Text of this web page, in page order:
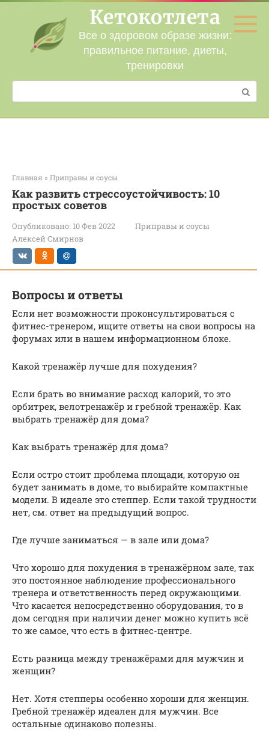
Перейти
контенту
Кетокотлета
Все о здоровом образе жизни:
правильное питание, диеты,
тренировки
Поиск:
Главная » Приправы и соусы
Как развить стрессоустойчивость: 10
простых советов
Опубликовано: 10 Фев 2022
Приправы и соусы
Алексей Смирнов
Вопросы и ответы
Если нет возможности проконсультироваться с
фитнес-тренером, ищите ответы на свои вопросы на
форумах или в нашем информационном блоке.
Какой тренажёр лучше для похудения?
Если брать во внимание расход калорий, то это
орбитрек, велотренажёр и гребной тренажёр. Как
выбрать тренажёр для дома?
Как выбрать тренажёр для дома?
Если остро стоит проблема площади, которую он
будет занимать в доме, то выбирайте компактные
модели. В идеале это степпер. Если такой трудности
нет, см. ответ на предыдущий вопрос.
Где лучше заниматься — в зале или дома?
Что хорошо для похудения в тренажёрном зале, так
это постоянное наблюдение профессионального
тренера и ответственность перед окружающими.
Что касается непосредственно оборудования, то в
дом сегодня при наличии денег можно купить всё
то же самое, что есть в фитнес-центре.
Есть разница между тренажёрами для мужчин и
женщин?
Нет. Хотя степперы особенно хороши для женщин.
Гребной тренажёр идеален для мужчин. Все
остальные одинаково полезны.